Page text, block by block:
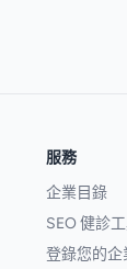
服務
企業目錄
SEO 健診
登錄您的企